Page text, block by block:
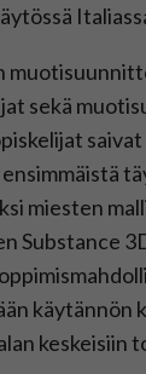
sekä
miesten
Substance
käytännön
keskeisiin